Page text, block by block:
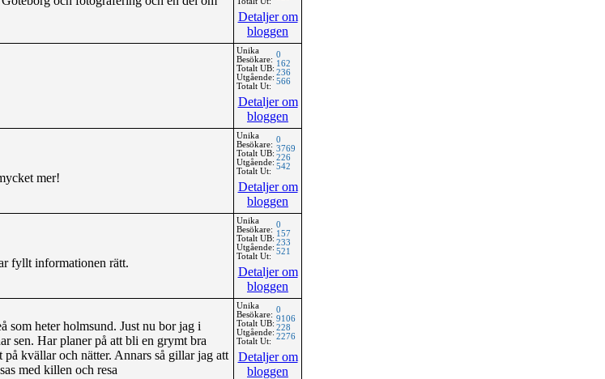
Detaljer om
bloggen
Unika
Besökare:
Totalt UB:
Utgående:
Totalt Ut:
0
162
236
566
Detaljer om
bloggen
mer!
Unika
Besökare:
Totalt UB:
Utgående:
Totalt Ut:
0
3769
226
542
Detaljer om
bloggen
fyllt informationen rätt.
Unika
Besökare:
Totalt UB:
Utgående:
Totalt Ut:
0
157
233
521
Detaljer om
bloggen
som heter holmsund. Just nu bor jag i
sen. Har planer på att bli en grymt bra
kvällar och nätter. Annars så gillar jag att
med killen och resa
Unika
Besökare:
Totalt UB:
Utgående:
Totalt Ut:
0
9106
228
2276
Detaljer om
bloggen